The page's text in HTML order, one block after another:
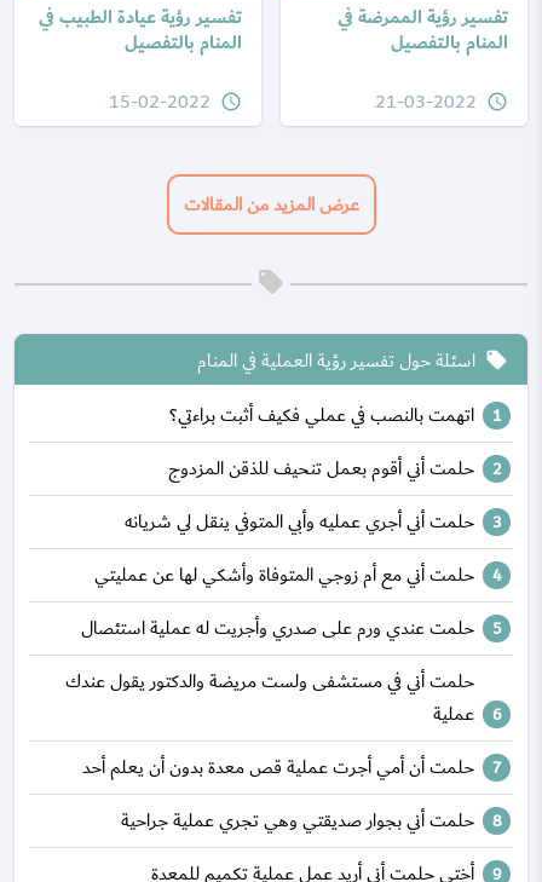
تفسير رؤية الممرضة في
المنام بالتفصيل
query_builder
21-03-2022
تفسير رؤية عيادة الطبيب في
المنام بالتفصيل
query_builder
15-02-2022
عرض المزيد من المقالات
local_offer اسئلة حول تفسير رؤية العملية في المنام
اتهمت بالنصب في عملي فكيف أثبت براءتي؟
حلمت أني أقوم بعمل تنحيف للذقن المزدوج
حلمت أني أجري عمليه وأبي المتوفي ينقل لي شريانه
حلمت أني مع أم زوجي المتوفاة وأشكي لها عن عمليتي
حلمت عندي ورم على صدري وأجريت له عملية استئصال
حلمت أني في مستشفى ولست مريضة والدكتور يقول عندك
عملية
حلمت أن أمي أجرت عملية قص معدة بدون أن يعلم أحد
حلمت أني بجوار صديقتي وهي تجري عملية جراحية
أختي حلمت أني أريد عمل عملية تكميم للمعدة